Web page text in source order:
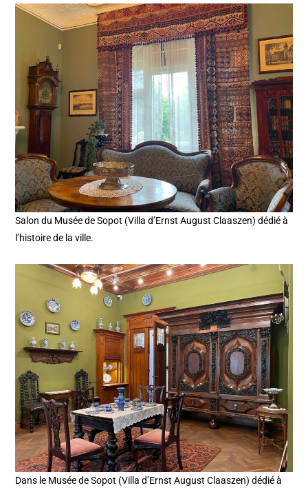
Salon du Musée de Sopot (Villa d’Ernst August Claaszen) dédié à
l’histoire de la ville.
Dans le Musée de Sopot (Villa d’Ernst August Claaszen) dédié à